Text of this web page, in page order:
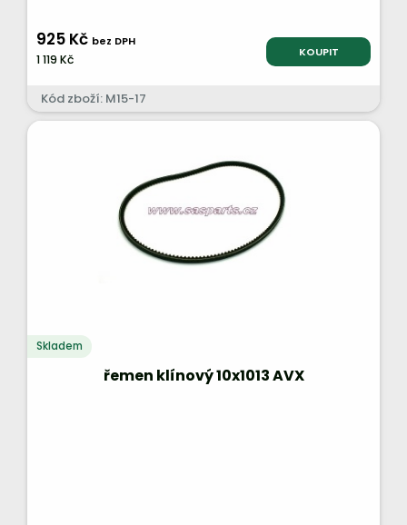
925 Kč bez DPH
1 119 Kč KOUPIT
Kód zboží: M15-17
Skladem
řemen klínový 10x1013 AVX